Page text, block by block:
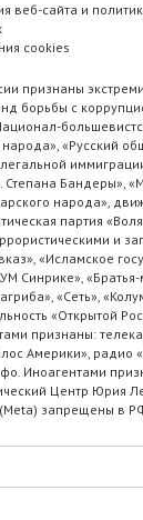
веб-сайта и
cookies
признаны
борьбы с
«Русский
Степана Бандеры»,
народа»,
партия
и
«Исламское
Синрике»,
«Сеть»,
«Открытой
признаны:
Америки», радио
Иноагентами
Центр Юрия
запрещены в